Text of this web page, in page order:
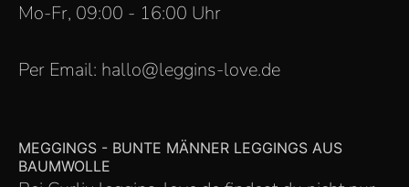
Mo-Fr, 09:00 - 16:00 Uhr
Per Email: hallo@leggins-love.de
MEGGINGS - BUNTE MÄNNER LEGGINGS AUS
BAUMWOLLE